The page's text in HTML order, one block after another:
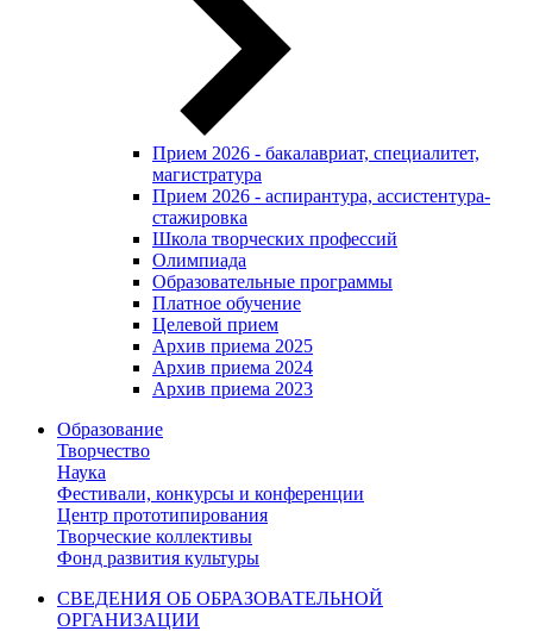
Прием 2026 - бакалавриат, специалитет,
магистратура
Прием 2026 - аспирантура, ассистентура-
стажировка
Школа творческих профессий
Олимпиада
Образовательные программы
Платное обучение
Целевой прием
Архив приема 2025
Архив приема 2024
Архив приема 2023
Образование
Творчество
Наука
Фестивали, конкурсы и конференции
Центр прототипирования
Творческие коллективы
Фонд развития культуры
СВЕДЕНИЯ ОБ ОБРАЗОВАТЕЛЬНОЙ
ОРГАНИЗАЦИИ